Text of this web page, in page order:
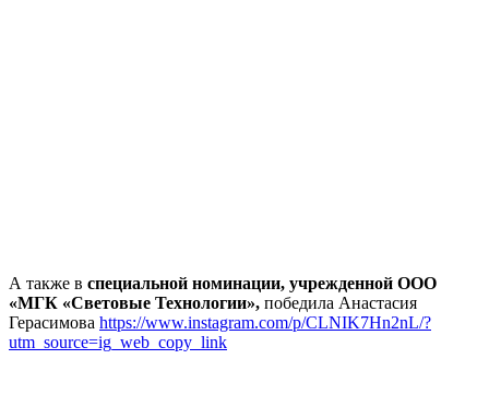
А также в специальной номинации, учрежденной ООО
«МГК «Световые Технологии», победила Анастасия
Герасимова https://www.instagram.com/p/CLNIK7Hn2nL/?
utm_source=ig_web_copy_link